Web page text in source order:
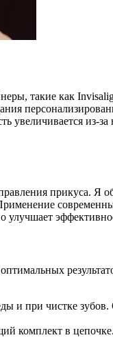
такие как
из-за
прикуса. Я
улучшает
и при чистке
комплект в